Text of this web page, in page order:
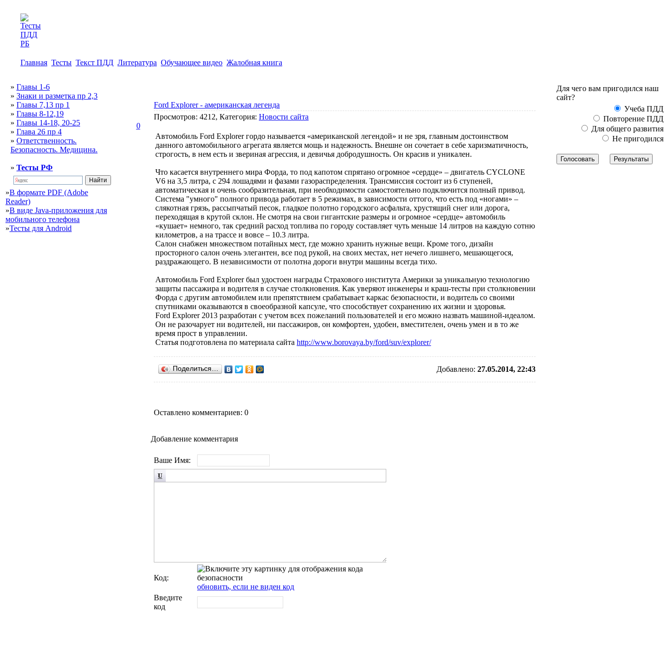
Главная Тесты Текст ПДД Литература Обучающее видео Жалобная книга
» Главы 1-6
» Знаки и разметка пр 2,3
» Главы 7,13 пр 1
» Главы 8-12,19
» Главы 14-18, 20-25
» Глава 26 пр 4
» Ответственность.
Безопасность. Медицина.
» Тесты РФ
»В формате PDF (Adobe
Reader)
»В виде Java-приложения для
мобильного телефона
»Тесты для Android
0
Ford Explorer - американская легенда
Просмотров: 4212, Категория: Новости сайта
Автомобиль Ford Explorer гордо называется «американской легендой» и не зря, главным достоинством
данного автомобильного агрегата является мощь и надежность. Внешне он сочетает в себе харизматичность,
строгость, в нем есть и звериная агрессия, и девичья добродушность. Он красив и уникален.
Что касается внутреннего мира Форда, то под капотом спрятано огромное «сердце» – двигатель CYCLONE
V6 на 3,5 литра, с 294 лошадями и фазами газораспределения. Трансмиссия состоит из 6 ступеней,
автоматическая и очень сообразительная, при необходимости самостоятельно подключится полный привод.
Система "умного" полного привода работает в 5 режимах, в зависимости оттого, что есть под «ногами» –
слякотная грязь, рассыпчатый песок, гладкое полотно городского асфальта, хрустящий снег или дорога,
переходящая в крутой склон. Не смотря на свои гигантские размеры и огромное «сердце» автомобиль
«кушает» немного, так средний расход топлива по городу составляет чуть меньше 14 литров на каждую сотню
километров, а на трассе и вовсе – 10.3 литра.
Салон снабжен множеством потайных мест, где можно хранить нужные вещи. Кроме того, дизайн
просторного салон очень элегантен, все под рукой, на своих местах, нет нечего лишнего, мешающегося,
раздражающего. В независимости от полотна дороги внутри машины всегда тихо.
Автомобиль Ford Explorer был удостоен награды Страхового института Америки за уникальную технологию
защиты пассажира и водителя в случае столкновения. Как уверяют инженеры и краш-тесты при столкновении
Форда с другим автомобилем или препятствием срабатывает каркас безопасности, и водитель со своими
спутниками оказываются в своеобразной капсуле, что способствует сохранению их жизни и здоровья.
Ford Explorer 2013 разработан с учетом всех пожеланий пользователей и его можно назвать машиной-идеалом.
Он не разочарует ни водителей, ни пассажиров, он комфортен, удобен, вместителен, очень умен и в то же
время прост в управлении.
Статья подготовлена по материала сайта http://www.borovaya.by/ford/suv/explorer/
Поделиться… Добавлено: 27.05.2014, 22:43
Оставлено комментариев: 0
Добавление комментария
Ваше Имя:
Код:
обновить, если не виден код
Введите
код
Для чего вам пригодился наш
сайт?
Учеба ПДД
Повторение ПДД
Для общего развития
Не пригодился